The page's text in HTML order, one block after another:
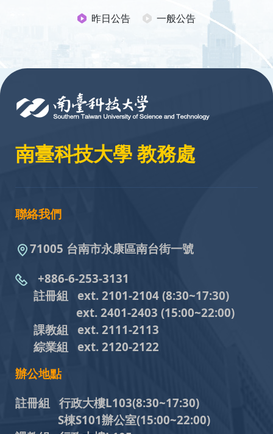
昨日公告
一般公告
南臺科技大學 教務處
聯絡我們
71005 台南市永康區南台街一號
+886-6-253-3131
註冊組 ext. 2101-2104 (8:30~17:30)
ext. 2401-2403 (15:00~22:00)
課教組 ext. 2111-2113
綜業組
ext. 2120-2122
辦公地點
註冊組 行政大樓L103(8:30~17:30)
S棟S101辦公室(15:00~22:00)